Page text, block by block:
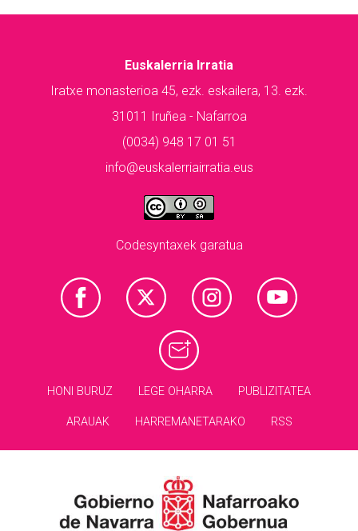
Euskalerria Irratia
Iratxe monasterioa 45, ezk. eskailera, 13. ezk.
31011 Iruñea - Nafarroa
(0034) 948 17 01 51
info@euskalerriairratia.eus
Codesyntaxek garatua
HONI BURUZ LEGE OHARRA PUBLIZITATEA
ARAUAK HARREMANETARAKO RSS